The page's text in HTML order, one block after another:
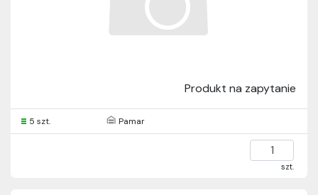
Produkt na zapytanie
5 szt. Pamar
szt.